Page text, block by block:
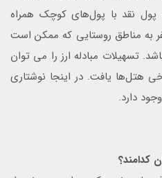
نقد با پول‌های کوچک همراه
به مناطق روستایی که ممکن است
تسهیلات مبادله ارز را می توان
هتل‌ها یافت. در اینجا نوشتاری
وجود دارد.